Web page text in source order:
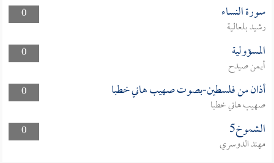
0
سورة النساء
رشيد بلعالية
0
المسؤولية
أيمن صيدح
0
أذان من فلسطين-بصوت صهيب هاني خطبا
صهيب هاني خطبا
0
الشموخ5
مهند الدوسري